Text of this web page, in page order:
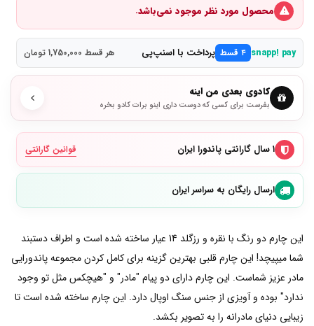
محصول مورد نظر موجود نمی‌باشد.
snapp! pay ۴ قسط پرداخت با اسنپ‌پی هر قسط 1,750,000 تومان
کادوی بعدی من اینه
بفرست برای کسی که دوست داری اینو برات کادو بخره
۱ سال گارانتی پاندورا ایران قوانین گارانتی
ارسال رایگان به سراسر ایران
این چارم دو رنگ با نقره و رزگلد 14 عیار ساخته شده است و اطراف دستبند
شما میپیچد! این چارم قلبی بهترین گزینه برای کامل کردن مجموعه پاندورایی
مادر عزیز شماست. این چارم دارای دو پیام "مادر" و "هیچکس مثل تو وجود
ندارد" بوده و آویزی از جنس سنگ اوپال دارد. این چارم ساخته شده است تا
زیبایی دنیای مادرانه را به تصویر بکشد.